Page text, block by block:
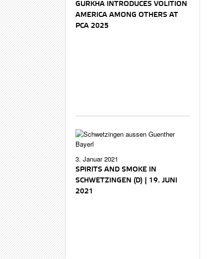
GURKHA INTRODUCES VOLITION
AMERICA AMONG OTHERS AT
PCA 2025
3. Januar 2021
SPIRITS AND SMOKE IN
SCHWETZINGEN (D) | 19. JUNI
2021